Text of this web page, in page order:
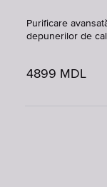
Purificare
depunerilor de
4899 MDL